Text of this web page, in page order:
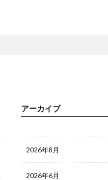
アーカイブ
2026年8月
2026年6月